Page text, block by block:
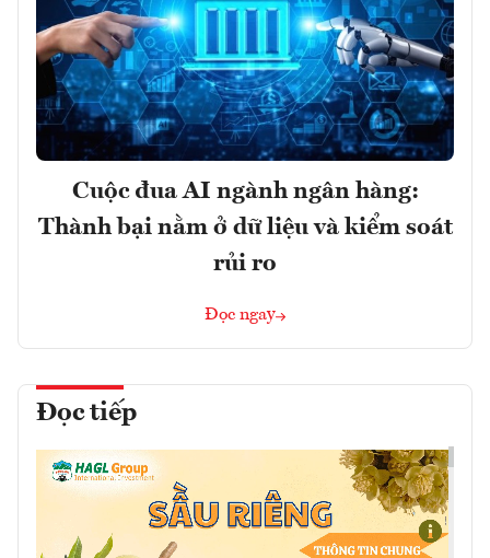
Cuộc đua AI ngành ngân hàng:
Thành bại nằm ở dữ liệu và kiểm soát
rủi ro
Đọc ngay
Đọc tiếp